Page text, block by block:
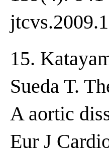
15.
Sueda T.
A aortic
Eur J